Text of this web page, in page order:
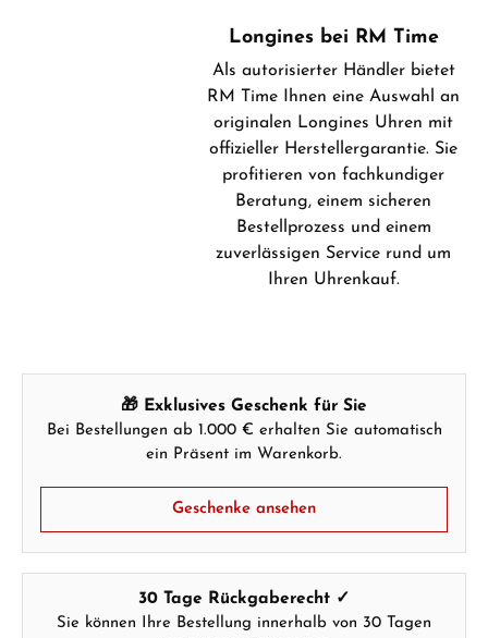
Longines bei RM Time
Als autorisierter Händler bietet
RM Time Ihnen eine Auswahl an
originalen Longines Uhren mit
offizieller Herstellergarantie. Sie
profitieren von fachkundiger
Beratung, einem sicheren
Bestellprozess und einem
zuverlässigen Service rund um
Ihren Uhrenkauf.
🎁 Exklusives Geschenk für Sie
Bei Bestellungen ab 1.000 € erhalten Sie automatisch
ein Präsent im Warenkorb.
Geschenke ansehen
30 Tage Rückgaberecht ✓
Sie können Ihre Bestellung innerhalb von 30 Tagen